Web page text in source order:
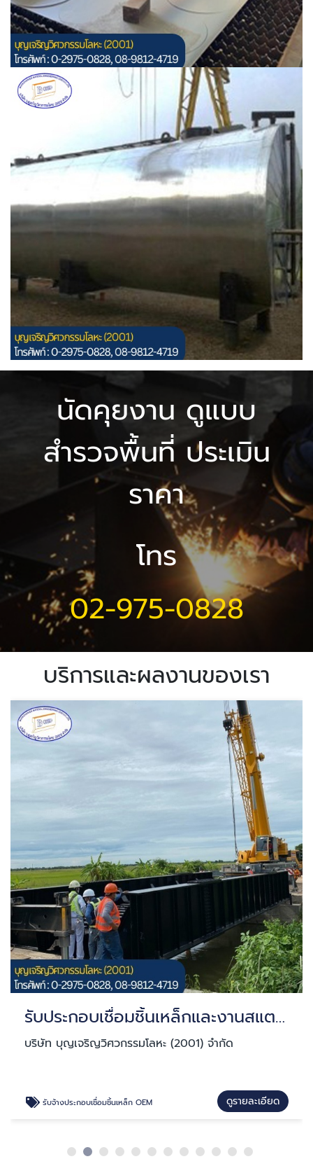
นัดคุยงาน ดูแบบ
สำรวจพื้นที่ ประเมิน
ราคา
โทร
02-975-0828
บริการและผลงานของเรา
รับประกอบเชื่อมชิ้นเหล็กและงานสแตนเลส ผลิตงาน OEM
บริษัท บุญเจริญวิศวกรรมโลหะ (2001) จำกัด
รับจ้างประกอบเชื่อมชิ้นเหล็ก OEM ดูรายละเอียด